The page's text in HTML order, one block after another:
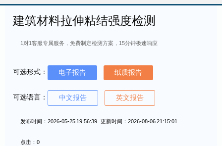
建筑材料拉伸粘结强度检测
1对1客服专属服务，免费制定检测方案，15分钟极速响应
可选形式： 电子报告 纸质报告
可选语言： 中文报告 英文报告
发布时间：2026-05-25 19:56:39 更新时间：2026-08-06 21:15:01
点击：0